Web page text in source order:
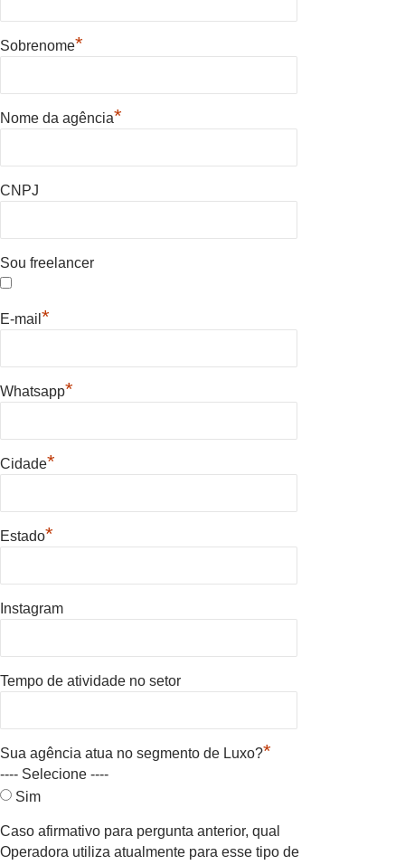
Sobrenome*
Nome da agência*
CNPJ
Sou freelancer
E-mail *
Whatsapp*
Cidade*
Estado*
Instagram
Tempo de atividade no setor
Sua agência atua no segmento de Luxo?*
---- Selecione ----
Sim
Caso afirmativo para pergunta anterior, qual
Operadora utiliza atualmente para esse tipo de